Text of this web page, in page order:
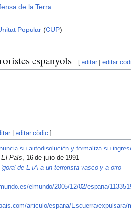
de la Terra
Popular (CUP)
espanyols [ editar |editar
|editar còdic ]
su autodisolución y formaliza su
El País, 16 de julio de 1991
'gora' de ETA a un terrorista vasco y a otro
elmundo/2005/12/02/espana/
articulo/espana/Esquerra/expulsara/